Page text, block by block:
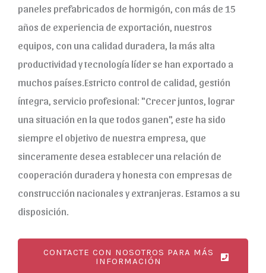
paneles prefabricados de hormigón, con más de 15
años de experiencia de exportación, nuestros
equipos, con una calidad duradera, la más alta
productividad y tecnología líder se han exportado a
muchos países.Estricto control de calidad, gestión
íntegra, servicio profesional: "Crecer juntos, lograr
una situación en la que todos ganen", este ha sido
siempre el objetivo de nuestra empresa, que
sinceramente desea establecer una relación de
cooperación duradera y honesta con empresas de
construcción nacionales y extranjeras. Estamos a su
disposición.
CONTACTE CON NOSOTROS PARA MÁS
INFORMACIÓN